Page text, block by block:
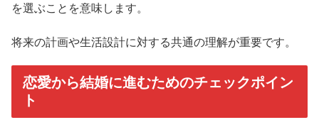
を選ぶことを意味します。
将来の計画や生活設計に対する共通の理解が重要です。
恋愛から結婚に進むためのチェックポイン
ト